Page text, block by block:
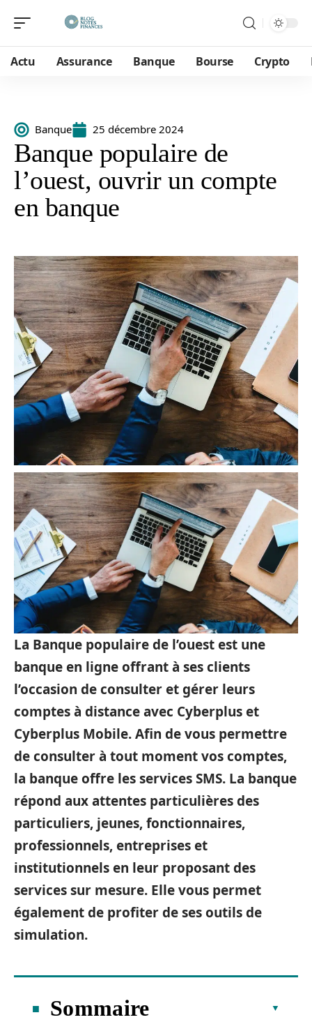
Actu Assurance Banque Bourse Crypto
Banque 25 décembre 2024
Banque populaire de
l’ouest, ouvrir un compte
en banque
La Banque populaire de l’ouest est une
banque en ligne offrant à ses clients
l’occasion de consulter et gérer leurs
comptes à distance avec Cyberplus et
Cyberplus Mobile. Afin de vous permettre
de consulter à tout moment vos comptes,
la banque offre les services SMS. La banque
répond aux attentes particulières des
particuliers, jeunes, fonctionnaires,
professionnels, entreprises et
institutionnels en leur proposant des
services sur mesure. Elle vous permet
également de profiter de ses outils de
simulation.
Sommaire